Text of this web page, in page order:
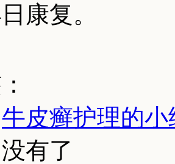
康复。
牛皮癣护理的
有了